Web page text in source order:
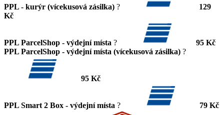
PPL - kurýr (vícekusová zásilka) ?
129
Kč
PPL ParcelShop - výdejní místa ?
95 Kč
PPL ParcelShop - výdejní místa (vícekusová zásilka) ?
95 Kč
PPL Smart 2 Box - výdejní místa ? 79 Kč